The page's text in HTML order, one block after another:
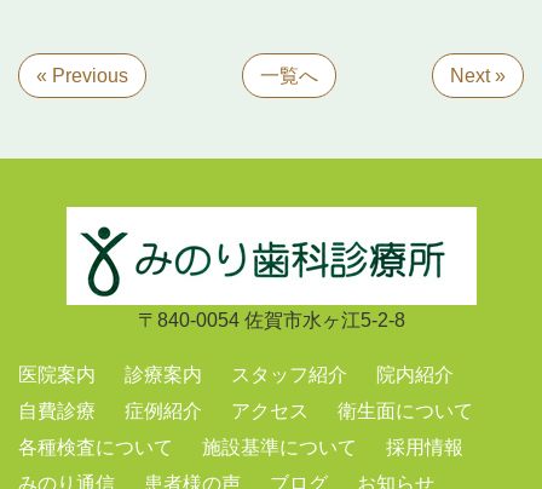
« Previous 一覧へ Next »
〒840-0054 佐賀市水ヶ江5-2-8
医院案内 診療案内 スタッフ紹介
院内紹介
自費診療
症例紹介 アクセス
衛生面について
各種検査について
施設基準について
採用情報
みのり通信
患者様の声 ブログ お知らせ